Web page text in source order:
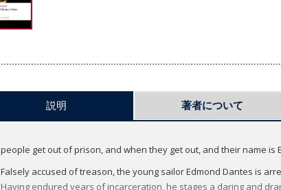
説明 著者について
people get out of prison, and when they get out, and their name is
Falsely accused of treason, the young sailor Edmond Dantes is
Having endured years of incarceration, he stages a daring and